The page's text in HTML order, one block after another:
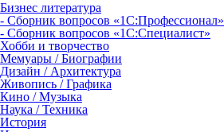
Бизнес литература
- Сборник вопросов «1С:Профессионал»
- Сборник вопросов «1С:Специалист»
Хобби и творчество
Мемуары / Биографии
Дизайн / Архитектура
Живопись / Графика
Кино / Музыка
Наука / Техника
История